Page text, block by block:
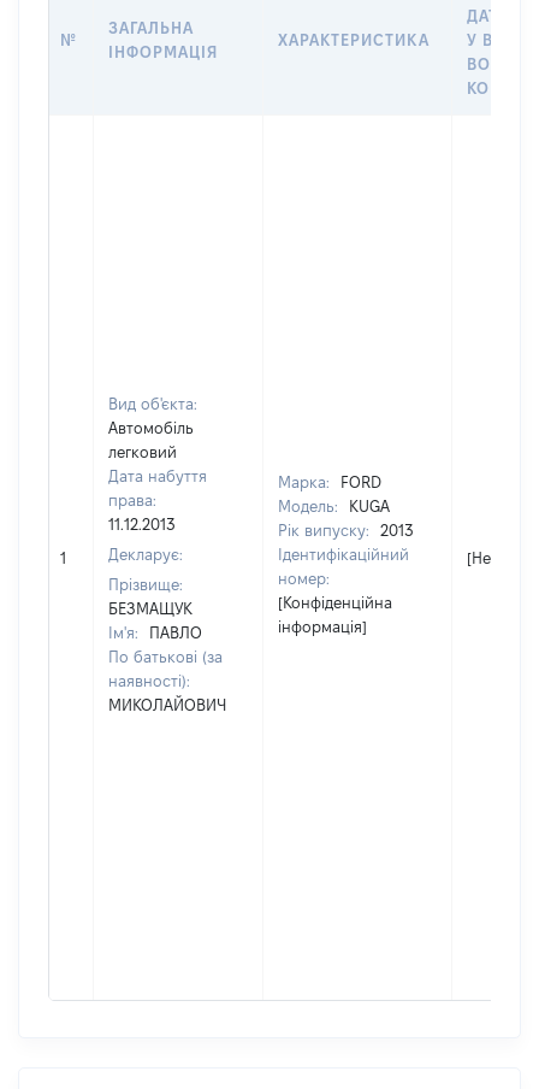
№
ЗАГАЛЬНА
ІНФОРМАЦІЯ
ХАРАКТЕРИСТИКА
ДАТУ
У
1
Вид об'єкта:
Автомобіль
легковий
Дата набуття
права:
11.12.2013
Декларує:
Прізвище:
БЕЗМАЩУК
Ім'я:
ПАВЛО
По батькові (за
наявності):
МИКОЛАЙОВИЧ
Марка:
FORD
Модель:
KUGA
Рік випуску:
2013
Ідентифікаційний
номер:
[Конфіденційна
інформація]
[Не